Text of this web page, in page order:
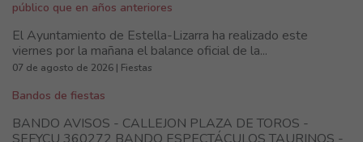
público que en años anteriores
El Ayuntamiento de Estella-Lizarra ha realizado este
viernes por la mañana el balance oficial de la...
07 de agosto de 2026 | Fiestas
Bandos de fiestas
BANDO AVISOS - CALLEJON PLAZA DE TOROS -